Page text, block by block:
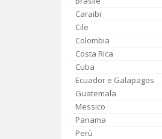
Caraibi
Cile
Colombia
Costa Rica
Cuba
Ecuador e Galapagos
Guatemala
Messico
Panama
Perù